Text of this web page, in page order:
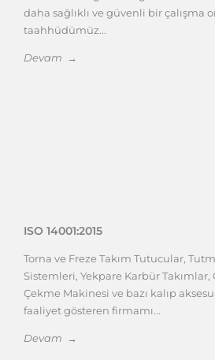
daha sağlıklı ve güvenli bir çalışma
taahhüdümüz...
Devam →
ISO 14001:2015
Torna ve Freze Takım Tutucular,
Sistemleri, Yekpare Karbür Takımlar,
Çekme Makinesi ve bazı kalıp
faaliyet gösteren firmamı...
Devam →